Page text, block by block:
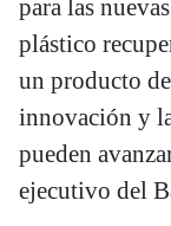
para las
plástico
un producto
innovación y
pueden
ejecutivo del